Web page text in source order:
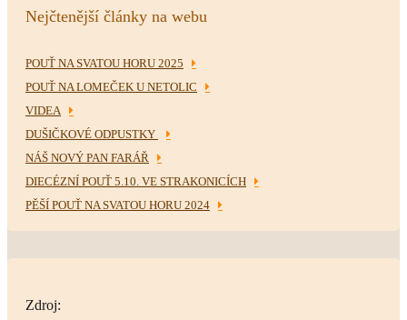
Nejčtenější články na webu
POUŤ NA SVATOU HORU 2025
POUŤ NA LOMEČEK U NETOLIC
VIDEA
DUŠIČKOVÉ ODPUSTKY
NÁŠ NOVÝ PAN FARÁŘ
DIECÉZNÍ POUŤ 5.10. VE STRAKONICÍCH
PĚŠÍ POUŤ NA SVATOU HORU 2024
Zdroj: